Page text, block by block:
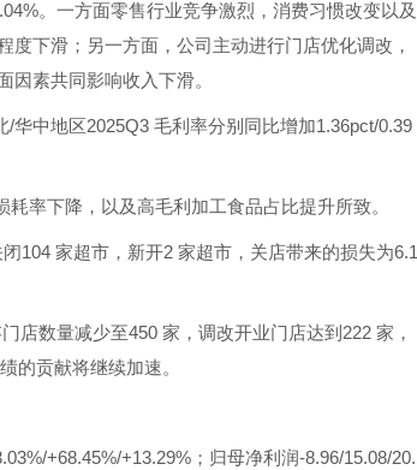
。一方面零售行业竞争激烈，消费习惯改变以及
下滑；另一方面，公司主动进行门店优化调改，
素共同影响收入下滑。
中地区2025Q3 毛利率分别同比增加1.36pct/0.39
下降，以及高毛利加工食品占比提升所致。
104 家超市，新开2 家超市，关店带来的损失为6.1
店数量减少至450 家，调改开业门店达到222 家，
的贡献将继续加速。
+68.45%/+13.29%；归母净利润-8.96/15.08/20.